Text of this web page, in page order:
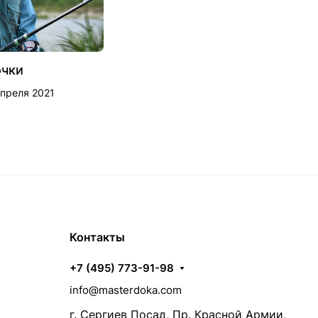
2021
Контакты
+7 (495) 773-91-98
info@masterdoka.com
г. Сергиев Посад, Пр. Красной Армии,